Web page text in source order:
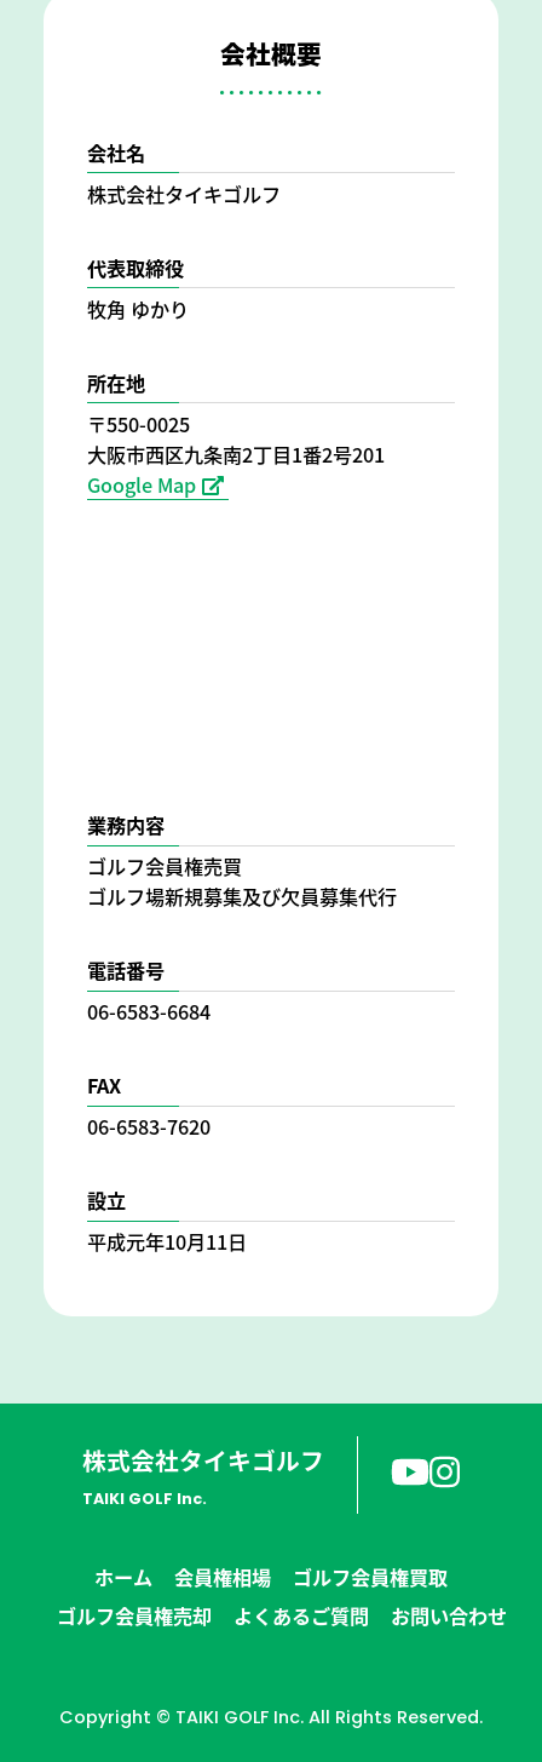
会社概要
会社名
株式会社タイキゴルフ
代表取締役
牧角 ゆかり
所在地
〒550-0025
大阪市西区九条南2丁目1番2号201
Google Map
業務内容
ゴルフ会員権売買
ゴルフ場新規募集及び欠員募集代行
電話番号
06-6583-6684
FAX
06-6583-7620
設立
平成元年10月11日
株式会社タイキゴルフ
TAIKI GOLF Inc.
ホーム 会員権相場
ゴルフ会員権買取
ゴルフ会員権売却
よくあるご質問 お問い合わせ
Copyright © TAIKI GOLF Inc. All Rights Reserved.